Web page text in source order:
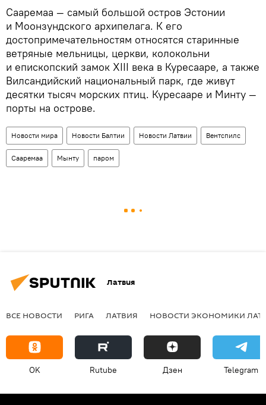
Сааремаа — самый большой остров Эстонии
и Моонзундского архипелага. К его
достопримечательностям относятся старинные
ветряные мельницы, церкви, колокольни
и епископский замок XIII века в Куресааре, а также
Вилсандийский национальный парк, где живут
десятки тысяч морских птиц. Куресааре и Минту —
порты на острове.
Новости мира Новости Балтии Новости Латвии Вентспилс
Сааремаа Мынту паром
Латвия
ВСЕ НОВОСТИ РИГА ЛАТВИЯ НОВОСТИ ЭКОНОМИКИ
OK Rutube Дзен Telegram